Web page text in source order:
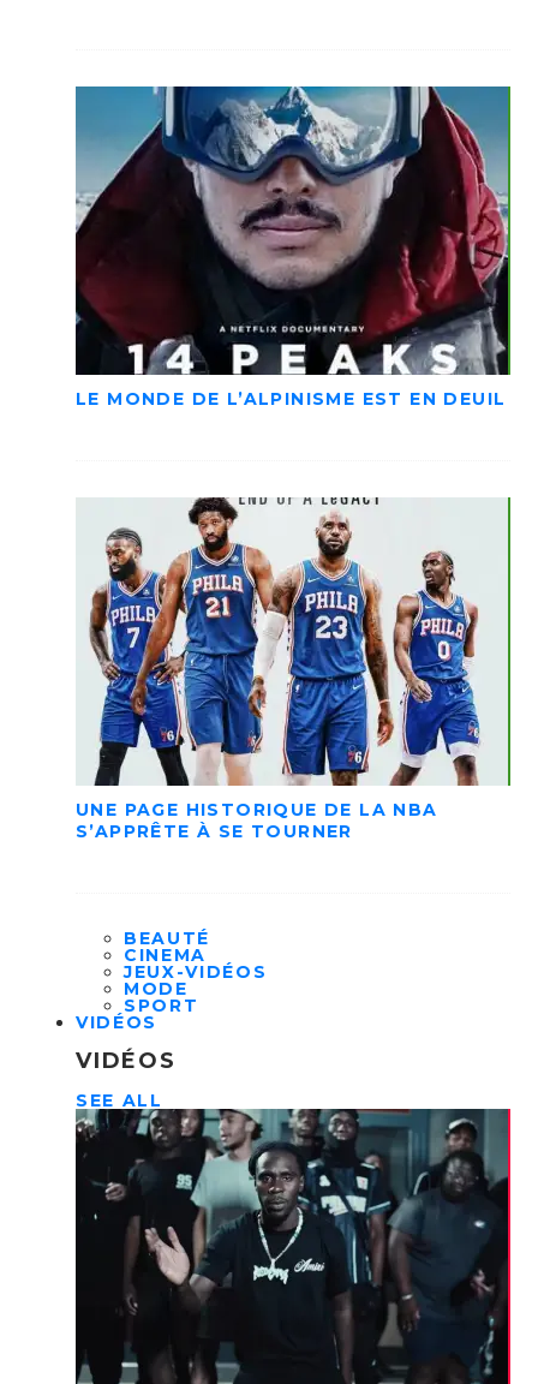
LE MONDE DE L’ALPINISME EST EN DEUIL
UNE PAGE HISTORIQUE DE LA NBA
S’APPRÊTE À SE TOURNER
BEAUTÉ
CINEMA
JEUX-VIDÉOS
MODE
SPORT
VIDÉOS
VIDÉOS
SEE ALL